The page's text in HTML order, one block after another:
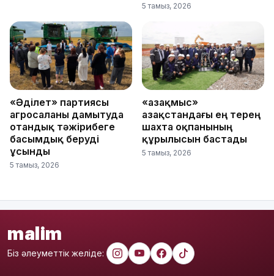
5 тамыз, 2026
«Әділет» партиясы
агросаланы дамытуда
отандық тәжірибеге
басымдық беруді
ұсынды
5 тамыз, 2026
«Қазақмыс»
Қазақстандағы ең терең
шахта оқпанының
құрылысын бастады
5 тамыз, 2026
malim
Біз әлеуметтік желіде: